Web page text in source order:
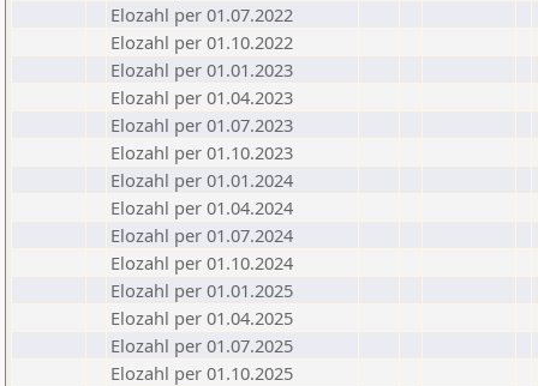
Elozahl per 01.07.2022
Elozahl per 01.10.2022
Elozahl per 01.01.2023
Elozahl per 01.04.2023
Elozahl per 01.07.2023
Elozahl per 01.10.2023
Elozahl per 01.01.2024
Elozahl per 01.04.2024
Elozahl per 01.07.2024
Elozahl per 01.10.2024
Elozahl per 01.01.2025
Elozahl per 01.04.2025
Elozahl per 01.07.2025
Elozahl per 01.10.2025